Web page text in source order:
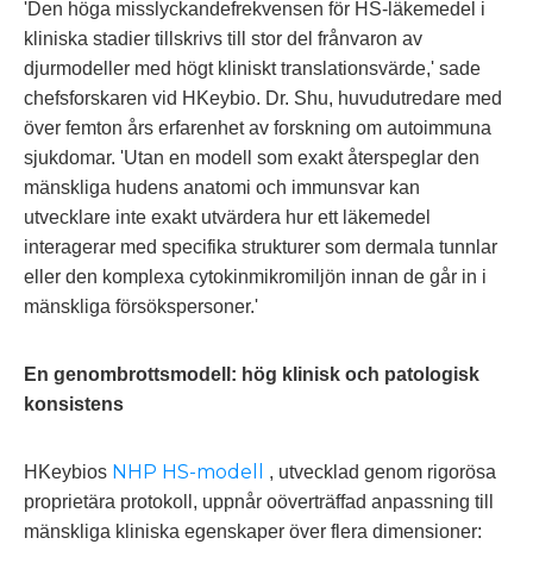
'Den höga misslyckandefrekvensen för HS-läkemedel i
kliniska stadier tillskrivs till stor del frånvaron av
djurmodeller med högt kliniskt translationsvärde,' sade
chefsforskaren vid HKeybio. Dr. Shu, huvudutredare med
över femton års erfarenhet av forskning om autoimmuna
sjukdomar. 'Utan en modell som exakt återspeglar den
mänskliga hudens anatomi och immunsvar kan
utvecklare inte exakt utvärdera hur ett läkemedel
interagerar med specifika strukturer som dermala tunnlar
eller den komplexa cytokinmikromiljön innan de går in i
mänskliga försökspersoner.'
En genombrottsmodell: hög klinisk och patologisk
konsistens
HKeybios NHP HS-modell
, utvecklad genom rigorösa
proprietära protokoll, uppnår oöverträffad anpassning till
mänskliga kliniska egenskaper över flera dimensioner: